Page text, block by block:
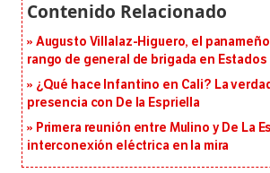
Augusto Villalaz-Higuero, el
rango de general de brigada en
¿Qué hace Infantino en Cali? La
presencia con De la Espriella
Primera reunión entre Mulino y De La
interconexión eléctrica en la mira